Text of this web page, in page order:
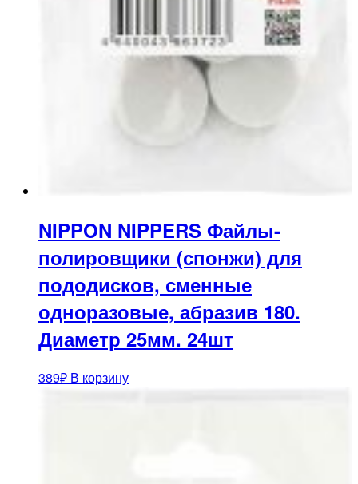
NIPPON NIPPERS Файлы-
полировщики (спонжи) для
пододисков, сменные
одноразовые, абразив 180.
Диаметр 25мм. 24шт
389₽ В корзину